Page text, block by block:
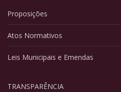
Proposições
Atos Normativos
Leis Municipais e Emendas
TRANSPARÊNCIA